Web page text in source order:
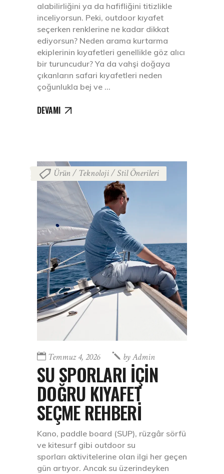
alabilirliğini ya da hafifliğini titizlikle
inceliyorsun. Peki, outdoor kıyafet
seçerken renklerine ne kadar dikkat
ediyorsun? Neden arama kurtarma
ekiplerinin kıyafetleri genellikle göz alıcı
bir turuncudur? Ya da vahşi doğaya
çıkanların safari kıyafetleri neden
çoğunlukla bej ve
DEVAMI
Ürün / Teknoloji / Stil Önerileri
Temmuz 4, 2026 byAdmin
SU SPORLARI İÇİN
DOĞRU KIYAFET
SEÇME REHBERİ
Kano, paddle board (SUP), rüzgâr sörfü
ve kitesurf gibi outdoor su
sporları aktivitelerine olan ilgi her geçen
gün artıyor. Ancak su üzerindeyken